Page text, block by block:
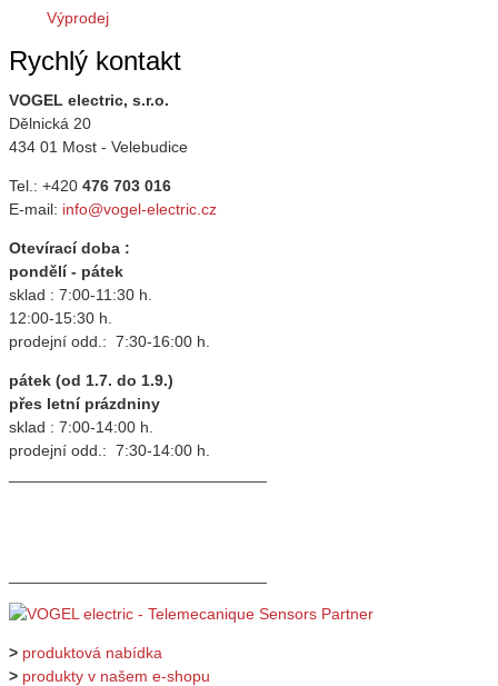
Výprodej
Rychlý kontakt
VOGEL electric, s.r.o.
Dělnická 20
434 01 Most - Velebudice
Tel.: +420 476 703 016
E-mail: info@vogel-electric.cz
Otevírací doba :
pondělí - pátek
sklad : 7:00-11:30 h.
12:00-15:30 h.
prodejní odd.: 7:30-16:00 h.
pátek (od 1.7. do 1.9.)
přes letní prázdniny
sklad : 7:00-14:00 h.
prodejní odd.: 7:30-14:00 h.
> produktová nabídka
> produkty v našem e-shopu